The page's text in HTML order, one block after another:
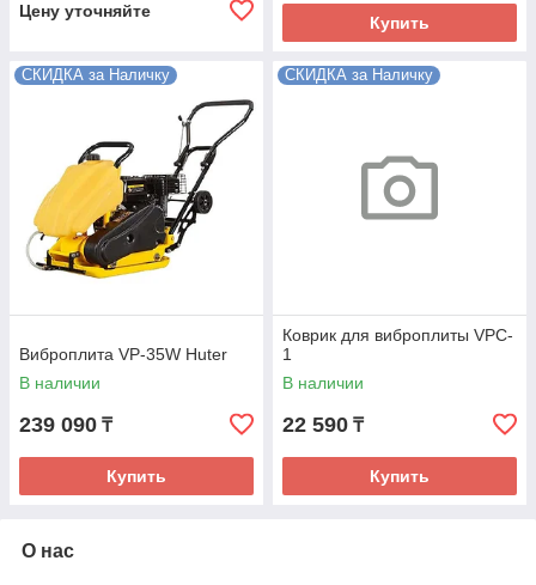
Цену уточняйте
Купить
СКИДКА за Наличку
Виброплита VP-35W Huter
В наличии
239 090 ₸
Купить
СКИДКА за Наличку
Коврик для виброплиты VPC-
1
В наличии
22 590 ₸
Купить
О нас